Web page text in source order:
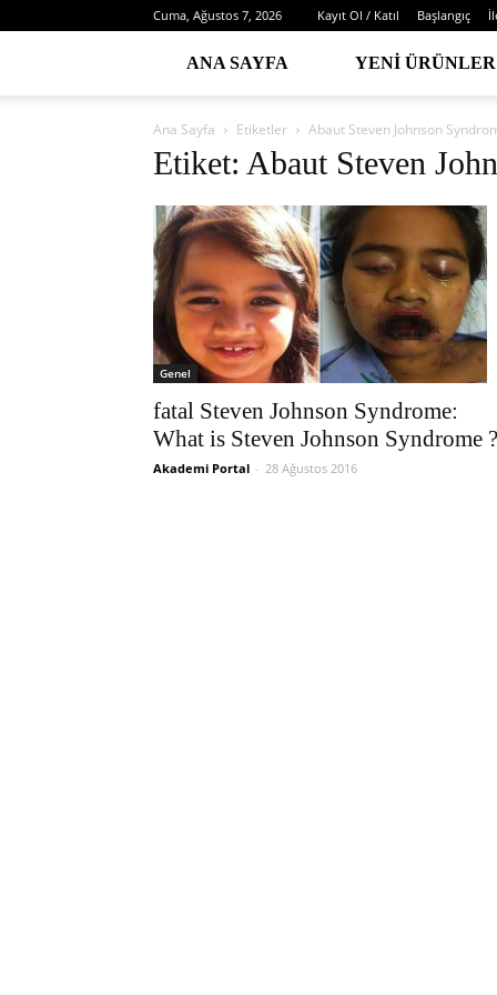
Cuma, Ağustos 7, 2026 Kayıt Ol / Katıl Başlangıç
ANA SAYFA YENI ÜRÜNLER
Ana Sayfa Etiketler Abaut Steven Johnson
Etiket: Abaut Steven
Genel
fatal Steven Johnson Syndrome:
What is Steven Johnson Syndrome ?
Akademi Portal - 28 Ağustos 2016